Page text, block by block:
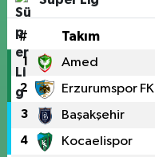
# Takım
1 Amed
2 Erzurumspor FK
3 Başakşehir
4 Kocaelispor